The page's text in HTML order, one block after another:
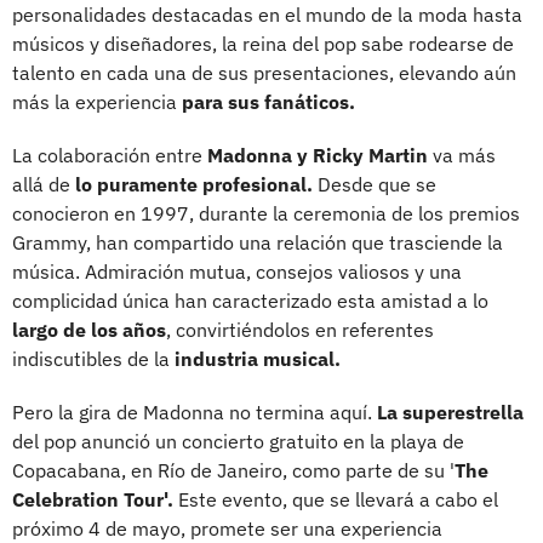
personalidades destacadas en el mundo de la moda hasta
músicos y diseñadores, la reina del pop sabe rodearse de
talento en cada una de sus presentaciones, elevando aún
más la experiencia para sus fanáticos.
La colaboración entre Madonna y Ricky Martin va más
allá de lo puramente profesional. Desde que se
conocieron en 1997, durante la ceremonia de los premios
Grammy, han compartido una relación que trasciende la
música. Admiración mutua, consejos valiosos y una
complicidad única han caracterizado esta amistad a lo
largo de los años, convirtiéndolos en referentes
indiscutibles de la industria musical.
Pero la gira de Madonna no termina aquí. La superestrella
del pop anunció un concierto gratuito en la playa de
Copacabana, en Río de Janeiro, como parte de su 'The
Celebration Tour'. Este evento, que se llevará a cabo el
próximo 4 de mayo, promete ser una experiencia